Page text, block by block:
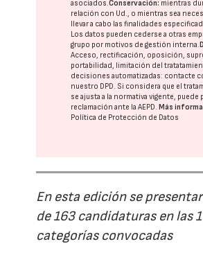
asociados.Conservación: mientras
relación con Ud., o mientras sea
llevar a cabo las finalidades
Los datos pueden cederse a otras
grupo por motivos de gestión interna.
Acceso, rectificación, oposición,
portabilidad, limitación del
decisiones automatizadas: contacte
nuestro DPD. Si considera que el
se ajusta a la normativa vigente, puede
reclamación ante laAEPD.Más
Política de Protección de Datos
En esta edición se
de 163 candidaturas en las
categorías convocadas